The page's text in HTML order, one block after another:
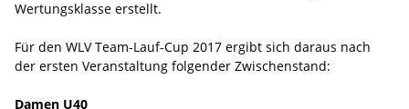
Wertungsklasse erstellt.
Für den WLV Team-Lauf-Cup 2017 ergibt sich daraus nach
der ersten Veranstaltung folgender Zwischenstand:
Damen U40